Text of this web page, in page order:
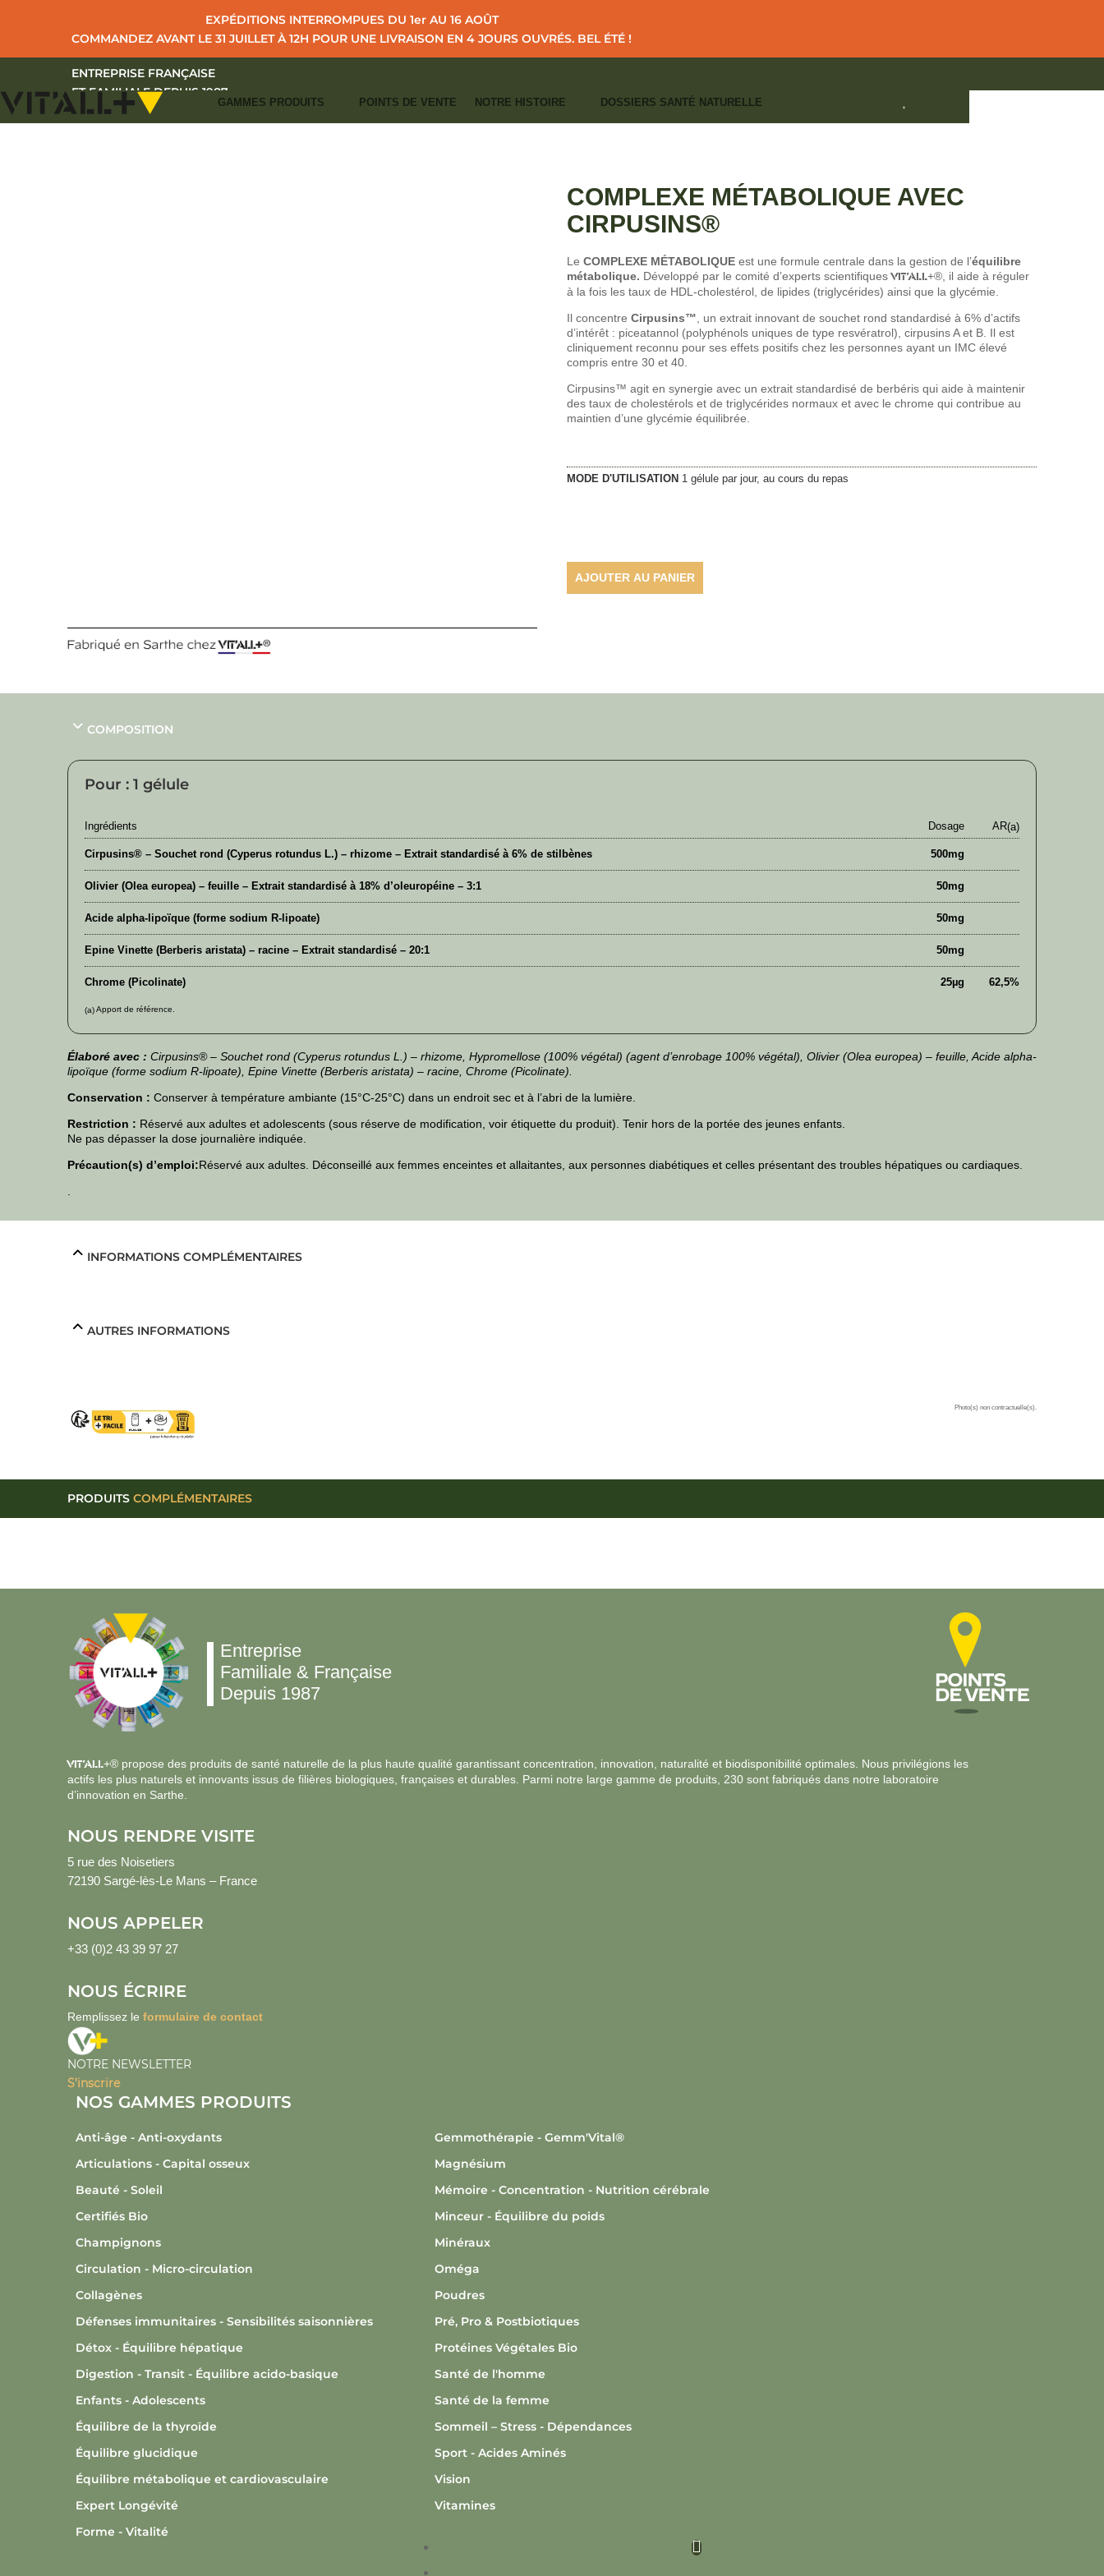
EXPÉDITIONS INTERROMPUES DU 1er AU 16 AOÛT
COMMANDEZ AVANT LE 31 JUILLET À 12H POUR UNE LIVRAISON EN 4 JOURS OUVRÉS. BEL ÉTÉ !
ENTREPRISE FRANÇAISE
ET FAMILIALE DEPUIS 1987
+33 (0)2 43 39 97 27
GAMMES PRODUITS POINTS DE VENTE NOTRE HISTOIRE
DOSSIERS SANTÉ NATURELLE
COMPLEXE MÉTABOLIQUE AVEC
CIRPUSINS®
Le COMPLEXE MÉTABOLIQUE est une formule centrale dans la gestion de l’équilibre
métabolique. Développé par le comité d’experts scientifiquesVIT’ALL+®, il aide à réguler
à la fois les taux de HDL-cholestérol, de lipides (triglycérides) ainsi que la glycémie.
Il concentre Cirpusins™ , un extrait innovant de souchet rond standardisé à 6% d’actifs
d’intérêt : piceatannol (polyphénols uniques de type resvératrol), cirpusins A et B. Il est
cliniquement reconnu pour ses effets positifs chez les personnes ayant un IMC élevé
compris entre 30 et 40.
Cirpusins™ agit en synergie avec un extrait standardisé de berbéris qui aide à maintenir
des taux de cholestérols et de triglycérides normaux et avec le chrome qui contribue au
maintien d’une glycémie équilibrée.
MODE D'UTILISATION1 gélule par jour, au cours du repas
AJOUTER AU PANIER
COMPOSITION
Pour : 1 gélule
Ingrédients Dosage AR(a)
Cirpusins® – Souchet rond (Cyperus rotundus L.) – rhizome – Extrait standardisé à 6% de stilbènes 500mg
Olivier (Olea europea) – feuille – Extrait standardisé à 18% d’oleuropéine – 3:1 50mg
Acide alpha-lipoïque (forme sodium R-lipoate) 50mg
Epine Vinette (Berberis aristata) – racine – Extrait standardisé – 20:1 50mg
Chrome (Picolinate) 25µg 62,5%
(a)Apport de référence.
Élaboré avec : Cirpusins® – Souchet rond (Cyperus rotundus L.) – rhizome, Hypromellose (100% végétal) (agent d’enrobage 100% végétal), Olivier (Olea europea) – feuille, Acide alpha-
lipoïque (forme sodium R-lipoate), Epine Vinette (Berberis aristata) – racine, Chrome (Picolinate).
Conservation : Conserver à température ambiante (15°C-25°C) dans un endroit sec et à l’abri de la lumière.
Restriction : Réservé aux adultes et adolescents (sous réserve de modification, voir étiquette du produit). Tenir hors de la portée des jeunes enfants.
Ne pas dépasser la dose journalière indiquée.
Précaution(s) d’emploi:Réservé aux adultes. Déconseillé aux femmes enceintes et allaitantes, aux personnes diabétiques et celles présentant des troubles hépatiques ou cardiaques.
INFORMATIONS COMPLÉMENTAIRES
AUTRES INFORMATIONS
Photo(s) non contractuelle(s).
PRODUITS COMPLÉMENTAIRES
Entreprise
Familiale & Française
Depuis 1987
VIT’ALL+® propose des produits de santé naturelle de la plus haute qualité garantissant concentration, innovation, naturalité et biodisponibilité optimales. Nous privilégions les
actifs les plus naturels et innovants issus de filières biologiques, françaises et durables. Parmi notre large gamme de produits, 230 sont fabriqués dans notre laboratoire
d’innovation en Sarthe.
NOUS RENDRE VISITE
5 rue des Noisetiers
72190 Sargé-lès-Le Mans – France
NOUS APPELER
+33 (0)2 43 39 97 27
NOUS ÉCRIRE
Remplissez le formulaire de contact
NOTRE NEWSLETTER
S’inscrire
NOS GAMMES PRODUITS
Anti-âge - Anti-oxydants
Articulations - Capital osseux
Beauté - Soleil
Certifiés Bio
Champignons
Circulation - Micro-circulation
Collagènes
Défenses immunitaires - Sensibilités saisonnières
Détox - Équilibre hépatique
Digestion - Transit - Équilibre acido-basique
Enfants - Adolescents
Équilibre de la thyroïde
Équilibre glucidique
Équilibre métabolique et cardiovasculaire
Expert Longévité
Forme - Vitalité
Gemmothérapie - Gemm'Vital®
Magnésium
Mémoire - Concentration - Nutrition cérébrale
Minceur - Équilibre du poids
Minéraux
Oméga
Poudres
Pré, Pro & Postbiotiques
Protéines Végétales Bio
Santé de l'homme
Santé de la femme
Sommeil – Stress - Dépendances
Sport - Acides Aminés
Vision
Vitamines